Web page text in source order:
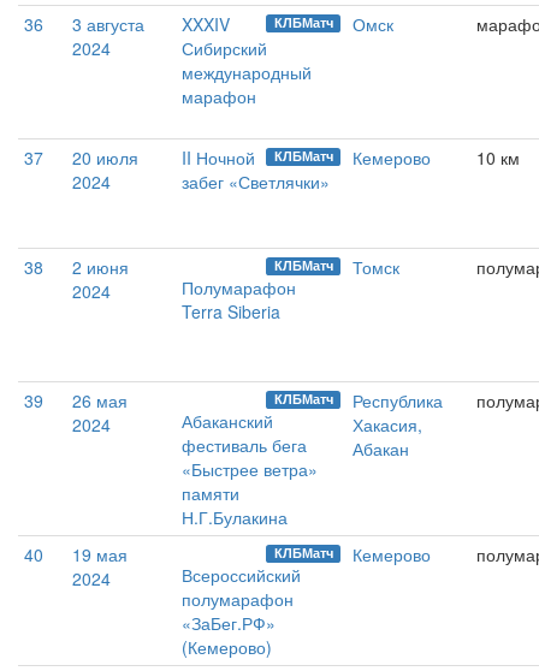
36
3 августа
2024
КЛБМатч
XXXIV
Сибирский
международный
марафон
Омск
37
20 июля
2024
КЛБМатч
II Ночной
забег «Светлячки»
Кемерово 10 км
38
2 июня
2024
КЛБМатч
Полумарафон
Terra Siberia
Томск
39
26 мая
2024
КЛБМатч
Абаканский
фестиваль бега
«Быстрее ветра»
памяти
Н.Г.Булакина
Республика
Хакасия,
Абакан
40
19 мая
2024
КЛБМатч
Всероссийский
полумарафон
«ЗаБег.РФ»
(Кемерово)
Кемерово